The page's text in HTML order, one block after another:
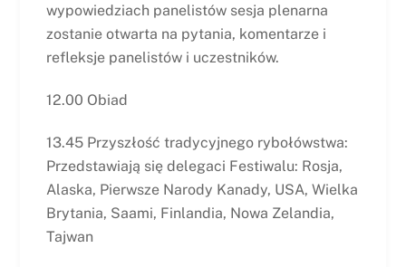
wypowiedziach panelistów sesja plenarna
zostanie otwarta na pytania, komentarze i
refleksje panelistów i uczestników.
12.00 Obiad
13.45 Przyszłość tradycyjnego rybołówstwa:
Przedstawiają się delegaci Festiwalu: Rosja,
Alaska, Pierwsze Narody Kanady, USA, Wielka
Brytania, Saami, Finlandia, Nowa Zelandia,
Tajwan